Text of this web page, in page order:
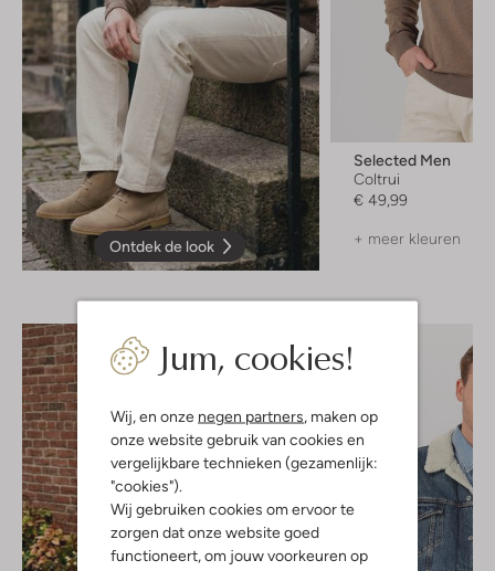
Jum, cookies!
Wij, en onze negen partners , maken op
onze website gebruik van cookies en
vergelijkbare technieken (gezamenlijk:
"cookies").
Wij gebruiken cookies om ervoor te
zorgen dat onze website goed
functioneert, om jouw voorkeuren op
Ontdek de look
Selected Men
Coltrui
€ 49,99
+ meer kleuren